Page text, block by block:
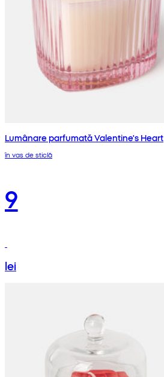
Lumânare parfumată Valentine's Heart
în vas de sticlă
9
lei